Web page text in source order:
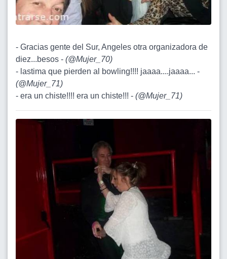
- Gracias gente del Sur, Angeles otra organizadora de
diez...besos - (@Mujer_70)
- lastima que pierden al bowling!!!! jaaaa....jaaaa... -
(@Mujer_71)
- era un chiste!!!! era un chiste!!! - (@Mujer_71)